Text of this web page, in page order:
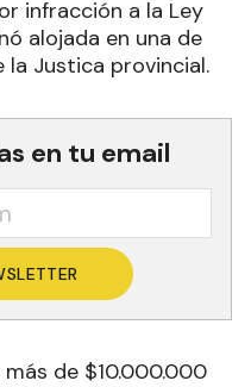
infracción a la Ley
alojada en una de
la Justica provincial.
en tu email
de $10.000.000